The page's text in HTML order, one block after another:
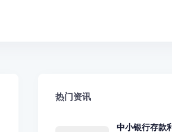
热门资讯
中小银行存款